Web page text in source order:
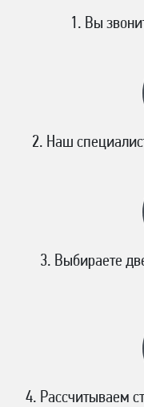
Вы
Наш
Выбираете
Рассчитываем